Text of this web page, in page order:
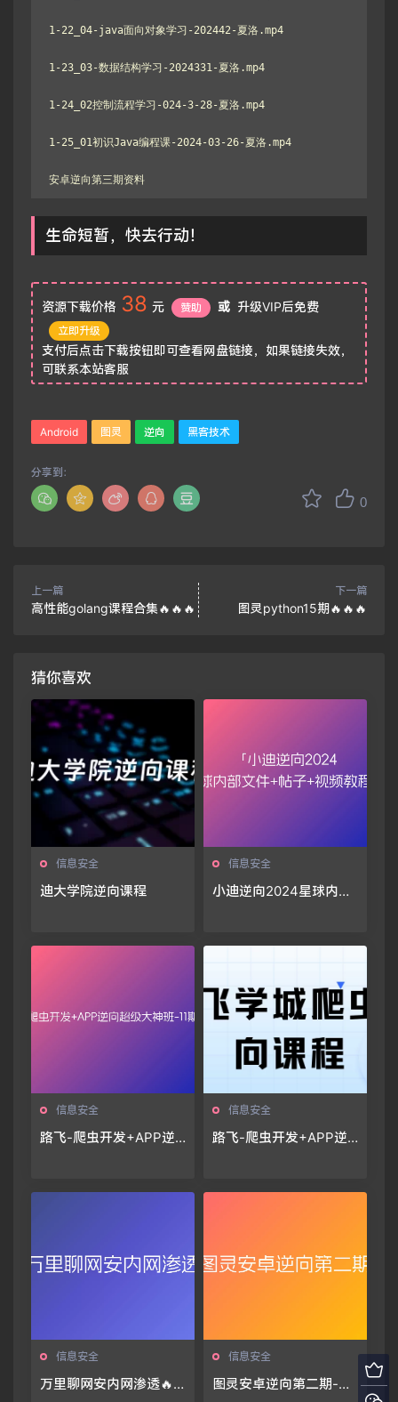
1-22_04-java面向对象学习-202442-夏洛.mp4
1-23_03-数据结构学习-2024331-夏洛.mp4
1-24_02控制流程学习-024-3-28-夏洛.mp4
1-25_01初识Java编程课-2024-03-26-夏洛.mp4
安卓逆向第三期资料
生命短暂，快去行动！
资源下载价格 38 元 赞助 或 升级VIP后免费
立即升级
支付后点击下载按钮即可查看网盘链接，如果链接失效，
可联系本站客服
Android 图灵 逆向 黑客技术
0
分享到：
上一篇
高性能golang课程合集🔥🔥🔥
下一篇
图灵python15期🔥🔥🔥
猜你喜欢
信息安全
迪大学院逆向课程
信息安全
小迪逆向2024星球内部
信息安全
路飞-爬虫开发+APP逆
信息安全
路飞-爬虫开发+APP逆
信息安全
万里聊网安内网渗透🔥
信息安全
图灵安卓逆向第二期-课